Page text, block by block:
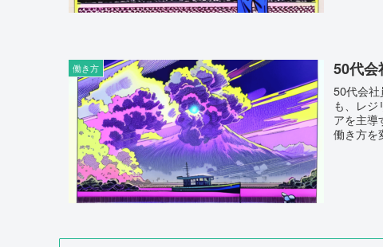
働き方 50代会
50代会
も、レジ
アを主導
働き方を